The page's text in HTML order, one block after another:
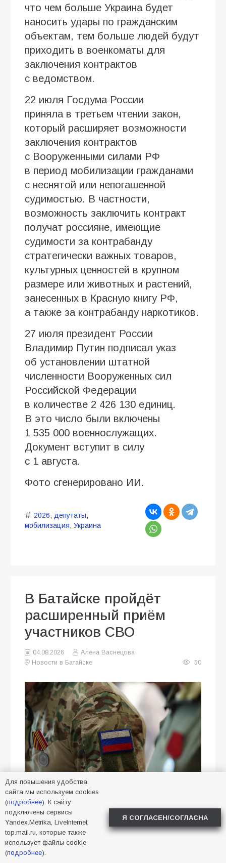
что чем больше Украина будет
наносить удары по гражданским
объектам, тем больше людей будут
приходить в военкоматы для
заключения контрактов
с ведомством.
22 июля Госдума России
приняла в третьем чтении закон,
который расширяет возможности
заключения контрактов
с Вооруженными силами РФ
в период мобилизации гражданами
с неснятой или непогашенной
судимостью. В частности,
возможность заключить контракт
получат россияне, имеющие
судимости за контрабанду
стратегически важных товаров,
культурных ценностей в крупном
размере или животных и растений,
занесенных в Красную книгу РФ,
а также за контрабанду наркотиков.
27 июля президент России
Владимир Путин подписал указ
об установлении штатной
численности Вооруженных сил
Российской Федерации
в количестве 2 426 130 единиц.
В это число были включены
1 535 000 военнослужащих.
Документ вступит в силу
с 1 августа.
Фото сгенерировано ИИ.
2026, депутаты,
мобилизация, Украина
В Батайске пройдёт
расширенный приём
участников СВО
04.08.2026
Алена Васнецова
Новости в Батайске
50
В Батайске пройдёт расширенный
приём участников СВО и членов их
семей
21 августа в 14:00 в Городском
Для повышения удобства
сайта мы используем cookies
(подробнее). К сайту
подключены сервисы
Yandex.Metrika, LiveInternet,
top.mail.ru, которые также
использует файлы cookie
(подробнее).
Я СОГЛАСЕН/СОГЛАСНА